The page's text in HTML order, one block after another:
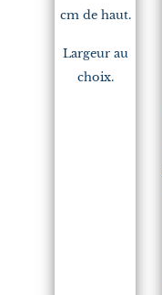
cm de haut.
Largeur au
choix.